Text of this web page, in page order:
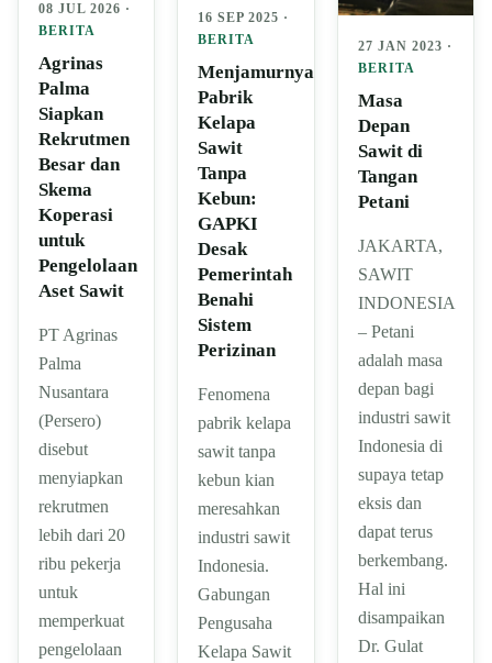
08 JUL 2026 ·
BERITA
Agrinas
Palma
Siapkan
Rekrutmen
Besar dan
Skema
Koperasi
untuk
Pengelolaan
Aset Sawit
PT Agrinas
Palma
Nusantara
(Persero)
disebut
menyiapkan
rekrutmen
lebih dari 20
ribu pekerja
untuk
memperkuat
pengelolaan
16 SEP 2025 ·
BERITA
Menjamurnya
Pabrik
Kelapa
Sawit
Tanpa
Kebun:
GAPKI
Desak
Pemerintah
Benahi
Sistem
Perizinan
Fenomena
pabrik kelapa
sawit tanpa
kebun kian
meresahkan
industri sawit
Indonesia.
Gabungan
Pengusaha
Kelapa Sawit
27 JAN 2023 ·
BERITA
Masa
Depan
Sawit di
Tangan
Petani
JAKARTA,
SAWIT
INDONESIA
– Petani
adalah masa
depan bagi
industri sawit
Indonesia di
supaya tetap
eksis dan
dapat terus
berkembang.
Hal ini
disampaikan
Dr. Gulat